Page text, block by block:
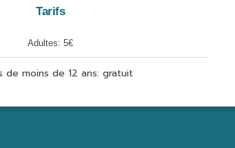
Tarifs
Adultes: 5€
de moins de 12 ans: gratuit